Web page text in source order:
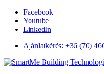
Facebook
Youtube
LinkedIn
Ajánlatkérés: +36 (70)